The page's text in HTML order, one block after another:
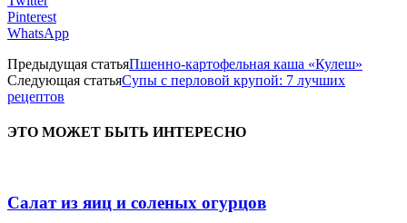
Pinterest
WhatsApp
Предыдущая статьяПшенно-картофельная каша «Кулеш»
Следующая статьяСупы с перловой крупой: 7 лучших
рецептов
ЭТО МОЖЕТ БЫТЬ ИНТЕРЕСНО
Салат из яиц и соленых огурцов